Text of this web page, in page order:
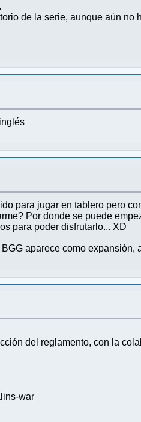
de la serie, aunque aún
para jugar en tablero pero
Por donde se puede
para poder disfrutarlo... XD
aparece como
del reglamento, con la
war